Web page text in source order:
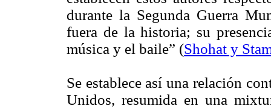
durante la Segunda Guerra
fuera de la historia; su
música y el baile” (Shohat y
Se establece así una relación
Unidos, resumida en una